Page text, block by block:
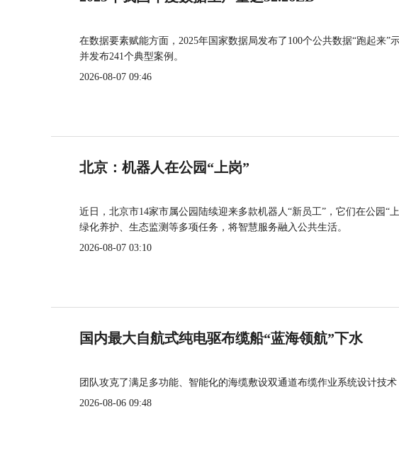
在数据要素赋能方面，2025年国家数据局发布了100个公共数据“跑起来”
并发布241个典型案例。
2026-08-07 09:46
北京：机器人在公园“上岗”
近日，北京市14家市属公园陆续迎来多款机器人“新员工”，它们在公园“
绿化养护、生态监测等多项任务，将智慧服务融入公共生活。
2026-08-07 03:10
国内最大自航式纯电驱布缆船“蓝海领航”下水
团队攻克了满足多功能、智能化的海缆敷设双通道布缆作业系统设计技
2026-08-06 09:48